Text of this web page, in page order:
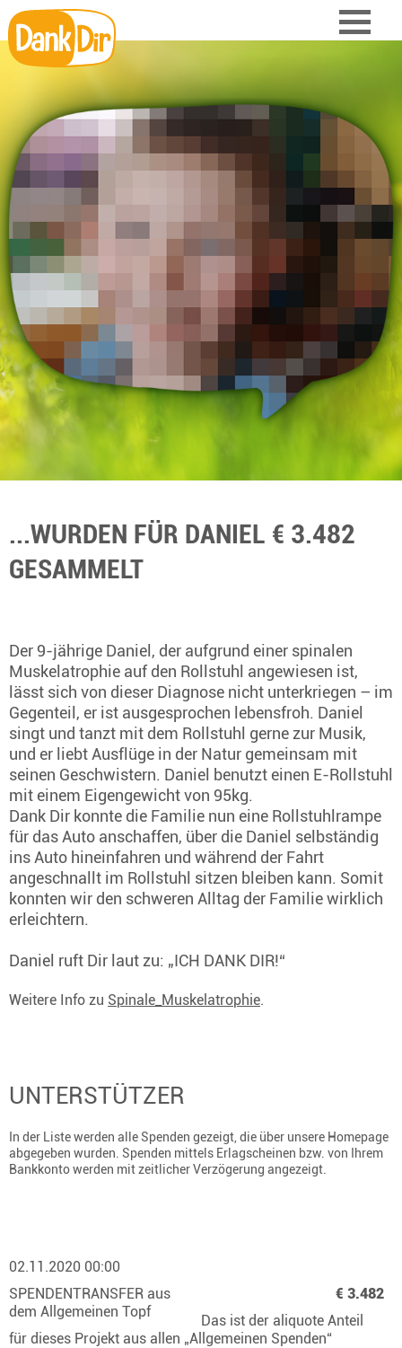
...WURDEN FÜR DANIEL € 3.482
GESAMMELT
Der 9-jährige Daniel, der aufgrund einer spinalen
Muskelatrophie auf den Rollstuhl angewiesen ist,
lässt sich von dieser Diagnose nicht unterkriegen – im
Gegenteil, er ist ausgesprochen lebensfroh. Daniel
singt und tanzt mit dem Rollstuhl gerne zur Musik,
und er liebt Ausflüge in der Natur gemeinsam mit
seinen Geschwistern. Daniel benutzt einen E-Rollstuhl
mit einem Eigengewicht von 95kg.
Dank Dir konnte die Familie nun eine Rollstuhlrampe
für das Auto anschaffen, über die Daniel selbständig
ins Auto hineinfahren und während der Fahrt
angeschnallt im Rollstuhl sitzen bleiben kann. Somit
konnten wir den schweren Alltag der Familie wirklich
erleichtern.
Daniel ruft Dir laut zu: „ICH DANK DIR!“
Weitere Info zu Spinale_Muskelatrophie.
UNTERSTÜTZER
In der Liste werden alle Spenden gezeigt, die über unsere Homepage
abgegeben wurden. Spenden mittels Erlagscheinen bzw. von Ihrem
Bankkonto werden mit zeitlicher Verzögerung angezeigt.
02.11.2020 00:00
SPENDENTRANSFER aus
dem Allgemeinen Topf
€ 3.482
Das ist der aliquote Anteil
für dieses Projekt aus allen „Allgemeinen Spenden“